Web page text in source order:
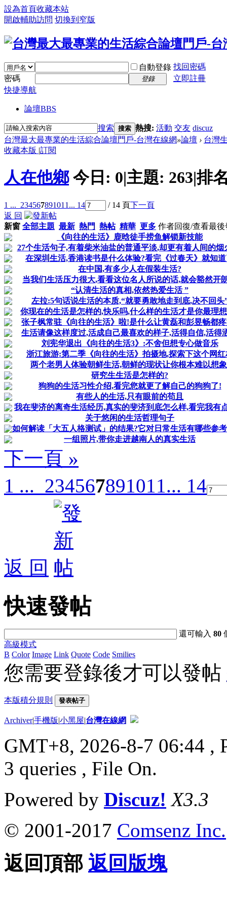
設為首頁收藏本站
開啟輔助訪問 切換到窄版
自動登錄 找回密碼
密碼
登錄
立即註冊
快捷導航
論壇BBS
搜索 搜索 熱搜: 活動 交友 discuz
台灣最大最專業的生活綜合論壇門戶-台灣在線網»論壇 › 台灣
收藏本版 |訂閱
人在他鄉 今日: 0|主題: 263|排
1 ... 234567891011 ... 14 / 14 頁下一頁
返 回
新窗 全部主題 最新 熱門 熱帖 精華 更多 作者回復/查看最後
《向往的生活》鹿晗徒手捞鱼解锁新技能
27个生活句子,有着柴米油盐的普通平淡,却更有着人间的烟
在深圳生活,香港读书是什么体验?看完《过春天》就知
在中国,有多少人在假装生活?
当我们生活压力很大,看看这位名人所说的话,就会豁然开
“认清生活的真相,依然热爱生活 ”
左拉:5句话说生活的本质,“就要勇敢地走到底,决不回头
你现在的生活是怎样的,快乐吗,什么样的生活才是你最理
张子枫常驻《向往的生活》啦!是什么让黄磊和彭昱畅都
生活请像这样度过,活成自己最喜欢的样子,活得自信,活得
刘宪华退出《向往的生活3》:不舍但想专心做音乐
浙江旅游:第二季《向往的生活》拍摄地,探索下这个网红
两个老男人体验朝鲜生活,朝鲜的现状让你根本难以想
研究生生活是怎样的?
狗狗的生活习性介绍,看完您就更了解自己的狗狗了!
有些人的生活,只有眼前的苟且
我在斐济的离奇生活经历,真实的斐济到底怎么样,看完我有
关于悠闲的生活哲理句子
如何解读「大五人格测试」的结果?它对日常生活有哪些参
一组照片,带你走进越南人的真实生活
下一頁 »
1 ... 234567891011... 14
返 回
快速發帖
還可輸入80
高級模式
B Color Image Link Quote Code Smilies
您需要登錄後才可以發帖
本版積分規則 發表帖子
Archiver|手機版|小黑屋|台灣在線網
GMT+8, 2026-8-7 06:44 ,
3 queries , File On.
Powered by Discuz! X3.3
© 2001-2017 Comsenz Inc.
返回頂部 返回版塊